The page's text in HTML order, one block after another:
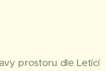
prostoru dle Letící